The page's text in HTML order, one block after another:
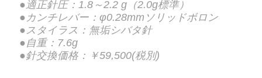
●適正針圧：1.8～2.2 g（2.0g標準）
●カンチレバー：φ0.28mmソリッドボロン
●スタイラス：無垢シバタ針
●自重：7.6g
●針交換価格：￥59,500(税別)